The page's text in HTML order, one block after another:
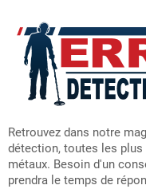
Retrouvez dans notre
détection, toutes les plus
métaux. Besoin d'un
prendra le temps de